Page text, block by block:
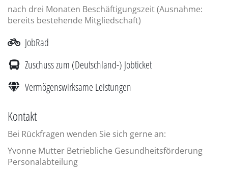
nach drei Monaten Beschäftigungszeit (Ausnahme:
bereits bestehende Mitgliedschaft)
JobRad
Zuschuss zum (Deutschland-) Jobticket
Vermögenswirksame Leistungen
Kontakt
Bei Rückfragen wenden Sie sich gerne an:
Yvonne Mutter Betriebliche Gesundheitsförderung
Personalabteilung